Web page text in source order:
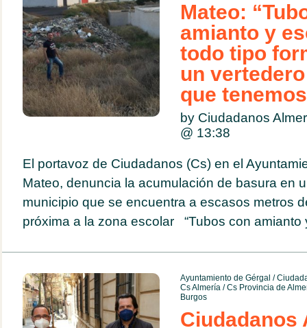
Mateo:
amianto y
todo tipo
un
que
by Ciudadanos
@ 13:38
El portavoz de Ciudadanos (Cs) en el
Mateo, denuncia la acumulación de basura en
municipio que se encuentra a escasos metros
próxima a la zona escolar “Tubos con amianto
Ayuntamiento de Gérgal /
Cs Almería/Cs Provincia de
Burgos
Ciudadanos